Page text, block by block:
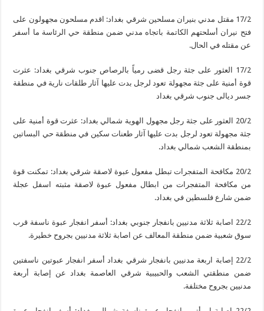
17/2 مقتل مدني بنيران مسلحين شرقي بغداد: اقدم مسلحون مجهولون على
فتح نيران أسلحتهم الكاتمة باتجاه مدني ضمن منطقة حي الرئاسة ما أسفر
عن مقتله في الحال.
17/2 العثور على جثة رجل قضى رمياً بالرصاص جنوب شرقي بغداد: عثرت
قوة أمنية على جثة مجهولة تعود لرجل بدت عليها آثار طلقات نارية في منطقة
جسر ديالى جنوب شرقي بغداد
20/2 العثور على جثة رجل مجهول الهوية شمالي بغداد: عثرت قوة أمنية على
جثة مجهولة تعود لرجل بدت عليها آثار طعنات سكين في منطقة حي البساتين
بمنطقة الشعب شمالي بغداد.
20/2 مكافحة المتفجرات تبطل مفعول عبوة لاصقة شرقي بغداد: تمكنت قوة
من مكافحة المتفجرات من ابطال مفعول عبوة لاصقة مثبته اسفل عجلة
ضمن شارع فلسطين في بغداد.
22/2 اصابة ثلاثة مدنيين بانفجار جنوبي بغداد: أسفر انفجار عبوة ناسفة قرب
سوق شعبية ضمن منطقة المعالف عن اصابة ثلاثة مدنيين بجروح خطيرة.
22/2 إصابة اربعة مدنيين بانفجار شرقي بغداد أسفر انفجار عبوتين ناسفتين
ضمن منطقتي الشعب والحبيبية شرقي العاصمة بغداد عن إصابة أربعة
مدنيين بجروح مختلفة.